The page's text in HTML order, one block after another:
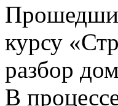
курсу
разбор
В